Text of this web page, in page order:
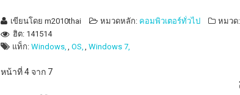
เขียนโดยm2010thai หมวดหลัก: คอมพิวเตอร์ทั่วไป หมว
ฮิต: 141514
แท็ก:Windows, OS, Windows 7,
หน้าที่ 4 จาก 7